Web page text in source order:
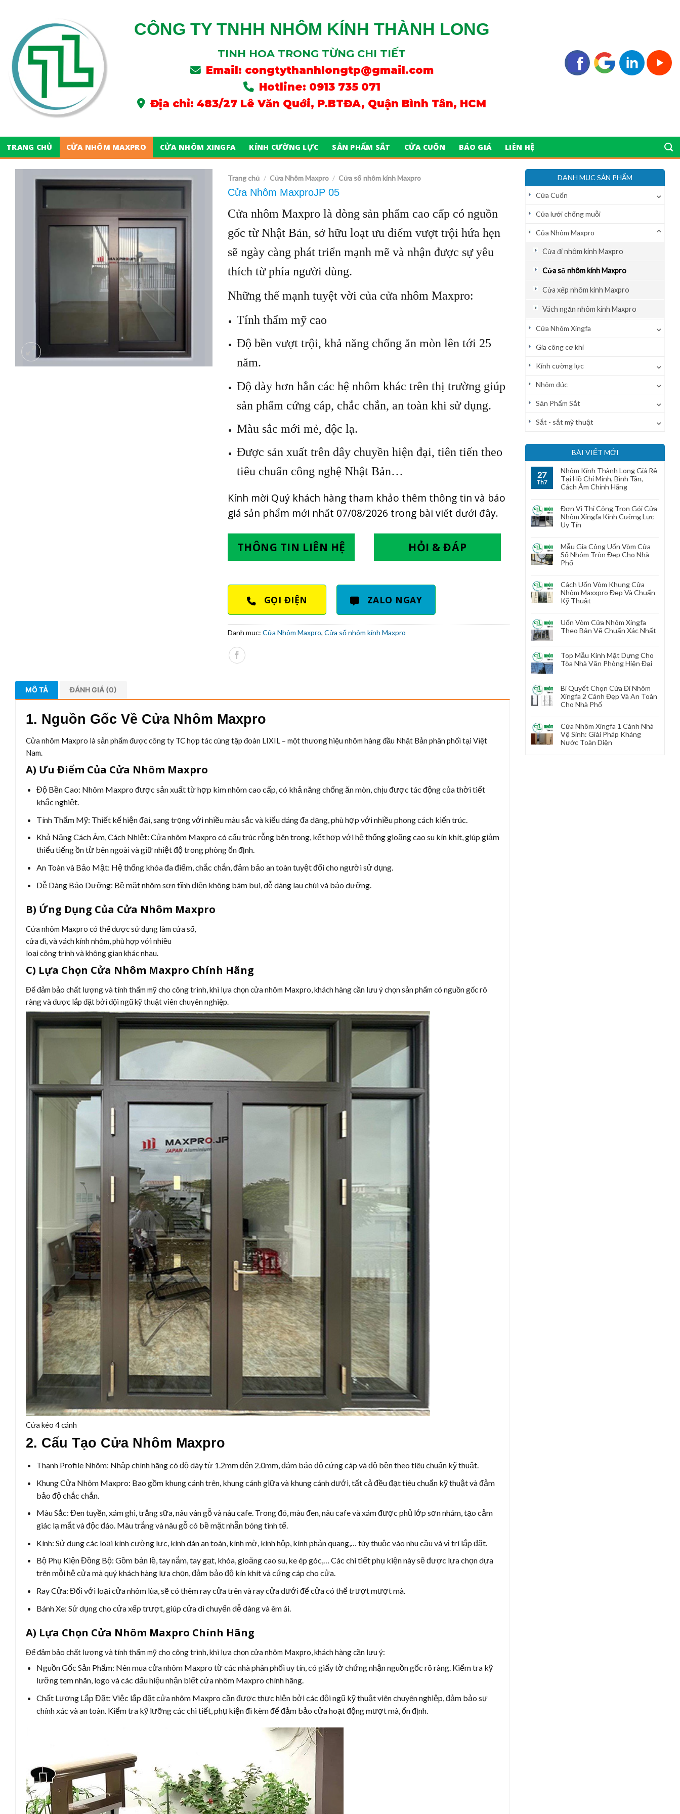
CÔNG TY TNHH NHÔM KÍNH THÀNH LONG
TINH HOA TRONG TỪNG CHI TIẾT
Email: congtythanhlongtp@gmail.com
Hotline: 0913 735 071
Địa chỉ: 483/27 Lê Văn Quới, P.BTĐA, Quận Bình Tân, HCM
TRANG CHỦ CỬA NHÔM MAXPRO CỬA NHÔM XINGFA KÍNH CƯỜNG LỰC SẢN PHẨM SẮT CỬA CUỐN BÁO GIÁ LIÊN HỆ
DANH MỤC SẢN PHẨM
Cửa Cuốn
Cửa lưới chống muỗi
Cửa Nhôm Maxpro
Cửa đi nhôm kính Maxpro
Cửa số nhôm kính Maxpro
Cửa xếp nhôm kính Maxpro
Vách ngăn nhôm kính Maxpro
Cửa Nhôm Xingfa
Gia công cơ khí
Kính cường lực
Nhôm đúc
Sản Phẩm Sắt
Sắt - sắt mỹ thuật
BÀI VIẾT MỚI
27
Th7
Nhôm Kính Thành Long Giá Rẻ
Tại Hồ Chí Minh, Bình Tân,
Cách Âm Chính Hãng
Đơn Vị Thi Công Trọn Gói Cửa
Nhôm Xingfa Kính Cường Lực
Uy Tín
Mẫu Gia Công Uốn Vòm Cửa
Sổ Nhôm Tròn Đẹp Cho Nhà
Phố
Cách Uốn Vòm Khung Cửa
Nhôm Maxxpro Đẹp Và Chuẩn
Kỹ Thuật
Uốn Vòm Cửa Nhôm Xingfa
Theo Bản Vẽ Chuẩn Xác Nhất
Top Mẫu Kính Mặt Dựng Cho
Tòa Nhà Văn Phòng Hiện Đại
Bí Quyết Chọn Cửa Đi Nhôm
Xingfa 2 Cánh Đẹp Và An Toàn
Cho Nhà Phố
Cửa Nhôm Xingfa 1 Cánh Nhà
Vệ Sinh: Giải Pháp Kháng
Nước Toàn Diện
Trang chủ / Cửa Nhôm Maxpro / Cửa số nhôm kính Maxpro
Cửa Nhôm MaxproJP 05
Cửa nhôm Maxpro là dòng sản phẩm cao cấp có nguồn
gốc từ Nhật Bản, sở hữu loạt ưu điểm vượt trội hứa hẹn
sẽ ngày càng phát triển mạnh mẽ và nhận được sự yêu
thích từ phía người dùng.
Những thế mạnh tuyệt vời của cửa nhôm Maxpro:
Tính thẩm mỹ cao
Độ bền vượt trội, khả năng chống ăn mòn lên tới 25
năm.
Độ dày hơn hẳn các hệ nhôm khác trên thị trường giúp
sản phẩm cứng cáp, chắc chắn, an toàn khi sử dụng.
Màu sắc mới mẻ, độc lạ.
Được sản xuất trên dây chuyền hiện đại, tiên tiến theo
tiêu chuẩn công nghệ Nhật Bản…
Kính mời Quý khách hàng tham khảo thêm thông tin và báo
giá sản phẩm mới nhất 07/08/2026 trong bài viết dưới đây.
THÔNG TIN LIÊN HỆ HỎI & ĐÁP
GỌI ĐIỆN ZALO NGAY
Danh mục: Cửa Nhôm Maxpro, Cửa số nhôm kính Maxpro
MÔ TẢ ĐÁNH GIÁ (0)
1. Nguồn Gốc Về Cửa Nhôm Maxpro
Cửa nhôm Maxpro là sản phẩm được công ty TC hợp tác cùng tập đoàn LIXIL – một thương hiệu nhôm hàng đầu Nhật Bản phân phối tại Việt
Nam.
A) Ưu Điểm Của Cửa Nhôm Maxpro
Độ Bền Cao: Nhôm Maxpro được sản xuất từ hợp kim nhôm cao cấp, có khả năng chống ăn mòn, chịu được tác động của thời tiết
khắc nghiệt.
Tính Thẩm Mỹ: Thiết kế hiện đại, sang trọng với nhiều màu sắc và kiểu dáng đa dạng, phù hợp với nhiều phong cách kiến trúc.
Khả Năng Cách Âm, Cách Nhiệt: Cửa nhôm Maxpro có cấu trúc rỗng bên trong, kết hợp với hệ thống gioăng cao su kín khít, giúp giảm
thiểu tiếng ồn từ bên ngoài và giữ nhiệt độ trong phòng ổn định.
An Toàn và Bảo Mật: Hệ thống khóa đa điểm, chắc chắn, đảm bảo an toàn tuyệt đối cho người sử dụng.
Dễ Dàng Bảo Dưỡng: Bề mặt nhôm sơn tĩnh điện không bám bụi, dễ dàng lau chùi và bảo dưỡng.
B) Ứng Dụng Của Cửa Nhôm Maxpro
Cửa nhôm Maxpro có thể được sử dụng làm cửa sổ,
cửa đi, và vách kính nhôm, phù hợp với nhiều
loại công trình và không gian khác nhau.
C) Lựa Chọn Cửa Nhôm Maxpro Chính Hãng
Để đảm bảo chất lượng và tính thẩm mỹ cho công trình, khi lựa chọn cửa nhôm Maxpro, khách hàng cần lưu ý chọn sản phẩm có nguồn gốc rõ
ràng và được lắp đặt bởi đội ngũ kỹ thuật viên chuyên nghiệp.
Cửa kéo 4 cánh
2. Cấu Tạo Cửa Nhôm Maxpro
Thanh Profile Nhôm: Nhập chính hãng có độ dày từ 1.2mm đến 2.0mm, đảm bảo độ cứng cáp và độ bền theo tiêu chuẩn kỹ thuật.
Khung Cửa Nhôm Maxpro: Bao gồm khung cánh trên, khung cánh giữa và khung cánh dưới, tất cả đều đạt tiêu chuẩn kỹ thuật và đảm
bảo độ chắc chắn.
Màu Sắc: Đen tuyền, xám ghi, trắng sữa, nâu vân gỗ và nâu cafe. Trong đó, màu đen, nâu cafe và xám được phủ lớp sơn nhám, tạo cảm
giác lạ mắt và độc đáo. Màu trắng và nâu gỗ có bề mặt nhẵn bóng tinh tế.
Kính: Sử dụng các loại kính cường lực, kính dán an toàn, kính mờ, kính hộp, kính phản quang,… tùy thuộc vào nhu cầu và vị trí lắp đặt.
Bộ Phụ Kiện Đồng Bộ: Gồm bản lề, tay nắm, tay gạt, khóa, gioăng cao su, ke ép góc,… Các chi tiết phụ kiện này sẽ được lựa chọn dựa
trên mỗi hệ cửa mà quý khách hàng lựa chọn, đảm bảo độ kín khít và cứng cáp cho cửa.
Ray Cửa: Đối với loại cửa nhôm lùa, sẽ có thêm ray cửa trên và ray cửa dưới để cửa có thể trượt mượt mà.
Bánh Xe: Sử dụng cho cửa xếp trượt, giúp cửa di chuyển dễ dàng và êm ái.
A) Lựa Chọn Cửa Nhôm Maxpro Chính Hãng
Để đảm bảo chất lượng và tính thẩm mỹ cho công trình, khi lựa chọn cửa nhôm Maxpro, khách hàng cần lưu ý:
Nguồn Gốc Sản Phẩm: Nên mua cửa nhôm Maxpro từ các nhà phân phối uy tín, có giấy tờ chứng nhận nguồn gốc rõ ràng. Kiểm tra kỹ
lưỡng tem nhãn, logo và các dấu hiệu nhận biết cửa nhôm Maxpro chính hãng.
Chất Lượng Lắp Đặt: Việc lắp đặt cửa nhôm Maxpro cần được thực hiện bởi các đội ngũ kỹ thuật viên chuyên nghiệp, đảm bảo sự
chính xác và an toàn. Kiểm tra kỹ lưỡng các chi tiết, phụ kiện đi kèm để đảm bảo cửa hoạt động mượt mà, ổn định.